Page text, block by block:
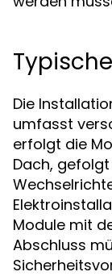
Die
umfasst
erfolgt die
Dach,
Module mit
Abschluss